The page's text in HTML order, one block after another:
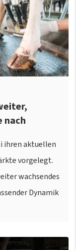
nach
ihren aktuellen
vorgelegt.
wachsendes
Dynamik